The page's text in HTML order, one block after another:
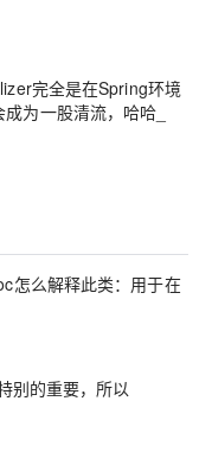
完全是在Spring环境
为一股清流，哈哈_
么解释此类： 用于在
别的重要，所以